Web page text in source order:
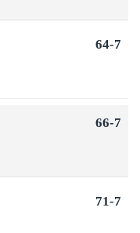
64-7
66-7
71-7